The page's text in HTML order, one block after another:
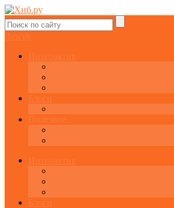
fbtw vk
Интерактив
Блоги
Полезное
Интерактив
Блоги